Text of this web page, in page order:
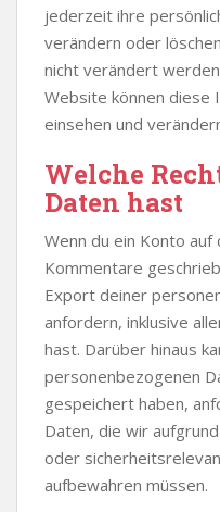
jederzeit ihre
verändern oder
nicht verändert
Website können diese
einsehen und
Welche
Daten hast
Wenn du ein Konto
Kommentare
Export deiner
anfordern, inklusive
hast. Darüber hinaus
personenbezogenen
gespeichert haben,
Daten, die wir
oder
aufbewahren müssen.